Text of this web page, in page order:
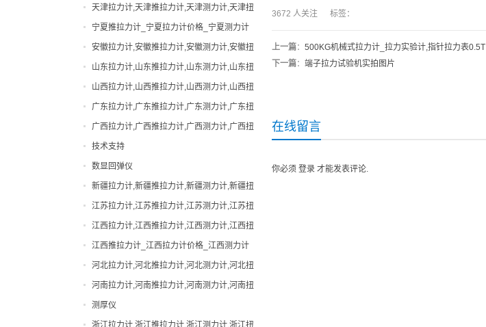
3672 人关注 标签：
上一篇： 500KG机械式拉力计_拉力实验计,指针拉力表0.5T
下一篇： 端子拉力试验机实拍图片
在线留言
你必须 登录 才能发表评论.
拉力计
指针拉力计
指针推拉力计
数显拉力计
数显推拉力计
无线拉力计
无线测力计
机械式拉力计
橡胶硬度计
测力计
瓶盖扭力计
电动拉力试验机
电批扭力计
直视拉力计
直视测力计
邵氏硬度计
天津拉力计,天津推拉力计,天津测力计,天津扭
力计,天津邵氏硬度计
宁夏推拉力计_宁夏拉力计价格_宁夏测力计
厂家|型号
安徽拉力计,安徽推拉力计,安徽测力计,安徽扭
力计,安徽邵氏硬度计
山东拉力计,山东推拉力计,山东测力计,山东扭
力计,山东邵氏硬度计
山西拉力计,山西推拉力计,山西测力计,山西扭
力计,山西邵氏硬度计
广东拉力计,广东推拉力计,广东测力计,广东扭
力计,广东邵氏硬度计
广西拉力计,广西推拉力计,广西测力计,广西扭
力计,广西邵氏硬度计
技术支持
数显回弹仪
新疆拉力计,新疆推拉力计,新疆测力计,新疆扭
力计,新疆邵氏硬度计
江苏拉力计,江苏推拉力计,江苏测力计,江苏扭
力计,江苏邵氏硬度计
江西拉力计,江西推拉力计,江西测力计,江西扭
力计,江西邵氏硬度计
江西推拉力计_江西拉力计价格_江西测力计
厂家|型号
河北拉力计,河北推拉力计,河北测力计,河北扭
力计,河北邵氏硬度计
河南拉力计,河南推拉力计,河南测力计,河南扭
力计,河南邵氏硬度计
测厚仪
浙江拉力计,浙江推拉力计,浙江测力计,浙江扭